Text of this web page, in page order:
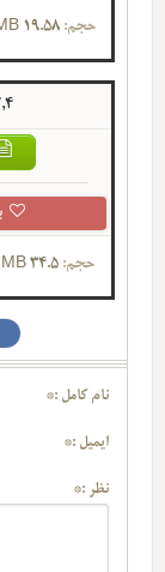
حجم:19.58 MB
حجم: 34.5 MB
نام کامل :*
ایمیل :*
نظر :*